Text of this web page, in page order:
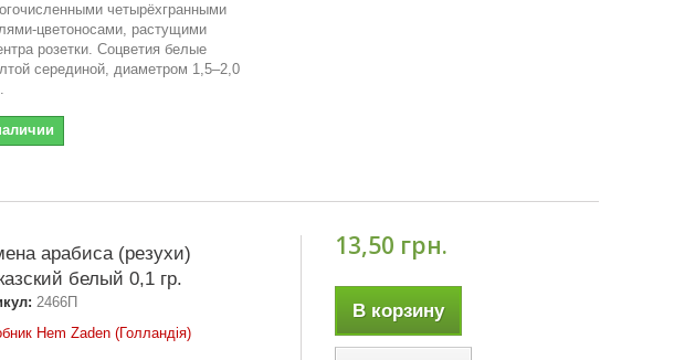
четырёхгранными
цветоносами, растущими
розетки. Соцветия белые
серединой, диаметром 1,5–2,0
арабиса (резухи)
белый 0,1 гр.
2466П
Hem Zaden (Голландія)
13,50 грн.
В корзину